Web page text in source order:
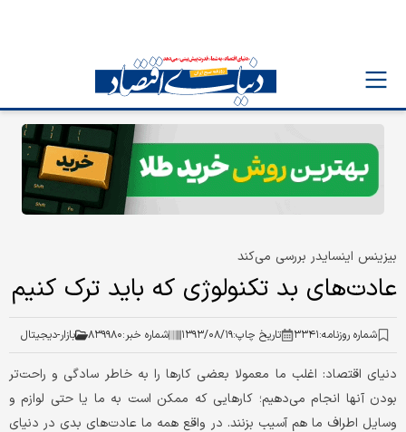
بیزینس اینسایدر بررسی می‌کند
عادت‌های بد تکنولوژی که باید ترک کنیم
شماره روزنامه:۳۳۴۱ تاریخ چاپ:۱۳۹۳/۰۸/۱۹ شماره خبر:۸۳۹۹۸۰ بازار-دیجیتال
دنیای اقتصاد: اغلب ما معمولا بعضی کارها را به خاطر سادگی و راحت‌تر
بودن آنها انجام می‌دهیم؛ کارهایی که ممکن است به ما یا حتی لوازم و
وسایل اطراف ما هم آسیب بزنند. در واقع همه ما عادت‌های بدی در دنیای